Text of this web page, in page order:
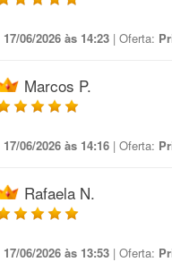
17/06/2026 às 14:23 | Oferta:
Marcos P.
17/06/2026 às 14:16 | Oferta:
Rafaela N.
17/06/2026 às 13:53 | Oferta: